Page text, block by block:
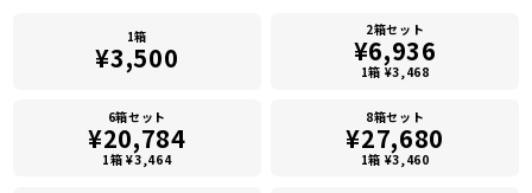
1箱
¥3,500
2箱セット
¥6,936
1箱 ¥3,468
6箱セット
¥20,784
1箱 ¥3,464
8箱セット
¥27,680
1箱 ¥3,460